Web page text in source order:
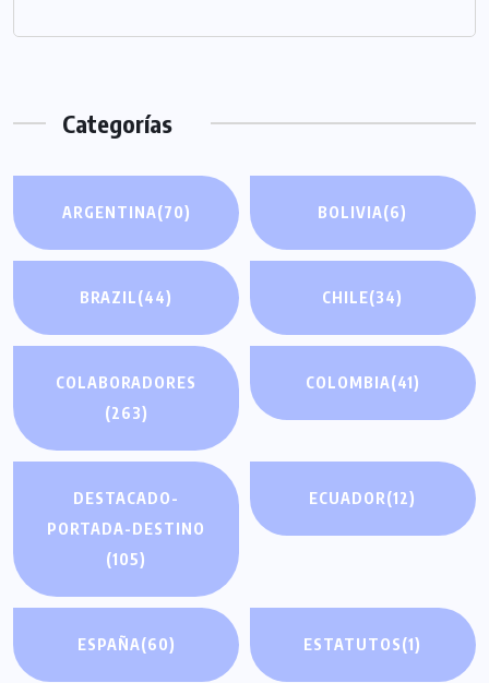
Categorías
ARGENTINA(70) BOLIVIA(6)
BRAZIL(44) CHILE(34)
COLABORADORES
(263)
COLOMBIA(41)
DESTACADO-
PORTADA-DESTINO
(105)
ECUADOR(12)
ESPAÑA(60) ESTATUTOS(1)